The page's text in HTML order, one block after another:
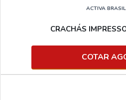
ACTIVA BRASIL
CRACHÁS
COTAR